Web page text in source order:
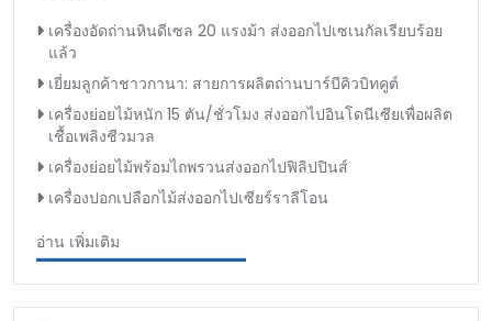
เครื่องอัดถ่านหินดีเซล 20 แรงม้า ส่งออกไปเซเนกัลเรียบร้อย
แล้ว
เยี่ยมลูกค้าชาวกานา: สายการผลิตถ่านบาร์บีคิวบิทคูต์
เครื่องย่อยไม้หนัก 15 ตัน/ชั่วโมง ส่งออกไปอินโดนีเซียเพื่อผลิต
เชื้อเพลิงชีวมวล
เครื่องย่อยไม้พร้อมไถพรวนส่งออกไปฟิลิปปินส์
เครื่องปอกเปลือกไม้ส่งออกไปเซียร์ราลีโอน
อ่าน เพิ่มเติม